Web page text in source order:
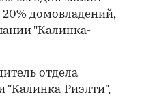
20% домовладений,
"Калинка-
отдела
"Калинка-Риэлти",